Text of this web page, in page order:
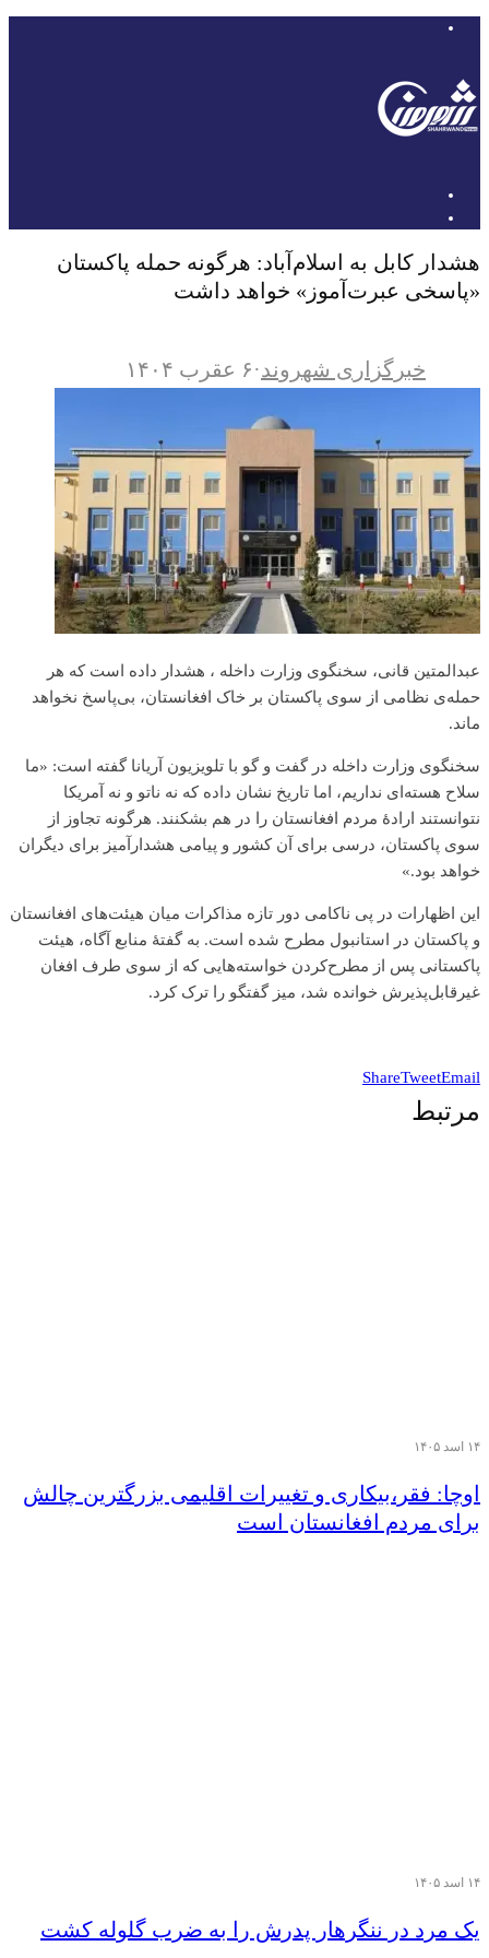
هشدار کابل به اسلام‌آباد: هرگونه حمله پاکستان
«پاسخی عبرت‌آموز» خواهد داشت
خبرگزاری شهروند·۶ عقرب ۱۴۰۴
عبدالمتین قانی، سخنگوی وزارت داخله ، هشدار داده است که هر
حمله‌ی نظامی از سوی پاکستان بر خاک افغانستان، بی‌پاسخ نخواهد
ماند.
سخنگوی وزارت داخله در گفت و گو با تلویزیون آریانا گفته است: «ما
سلاح هسته‌ای نداریم، اما تاریخ نشان داده که نه ناتو و نه آمریکا
نتوانستند ارادۀ مردم افغانستان را در هم بشکنند. هرگونه تجاوز از
سوی پاکستان، درسی برای آن کشور و پیامی هشدارآمیز برای دیگران
خواهد بود.»
این اظهارات در پی ناکامی دور تازه مذاکرات میان هیئت‌های افغانستان
و پاکستان در استانبول مطرح شده است. به گفتۀ منابع آگاه، هیئت
پاکستانی پس از مطرح‌کردن خواسته‌هایی که از سوی طرف افغان
غیرقابل‌پذیرش خوانده شد، میز گفتگو را ترک کرد.
ShareTweetEmail
مرتبط
۱۴ اسد ۱۴۰۵
اوچا: فقر،بیکاری و تغییرات اقلیمی بزرگترین چالش
برای مردم افغانستان است
۱۴ اسد ۱۴۰۵
یک مرد در ننگرهار پدرش را به ضرب گلوله کشت